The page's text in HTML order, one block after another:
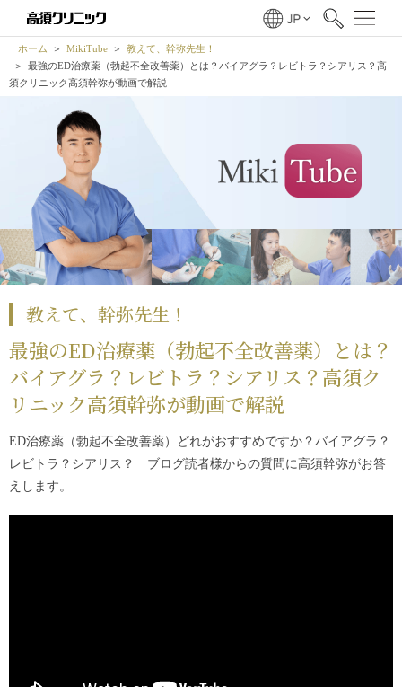
ホーム MikiTube
教えて、幹弥先生！
最強のED治療薬（勃起不全改善薬）とは？バイアグラ？レビトラ？シアリス？高
須クリニック高須幹弥が動画で解説
教えて、幹弥先生！
最強のED治療薬（勃起不全改善薬）とは？
バイアグラ？レビトラ？シアリス？高須ク
リニック高須幹弥が動画で解説
ED治療薬（勃起不全改善薬）どれがおすすめですか？バイアグラ？
レビトラ？シアリス？ ブログ読者様からの質問に高須幹弥がお答
えします。